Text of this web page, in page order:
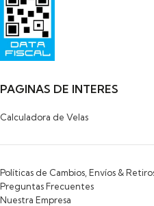
PAGINAS DE INTERES
Calculadora de Velas
Políticas de Cambios, Envíos &
Preguntas Frecuentes
Nuestra Empresa